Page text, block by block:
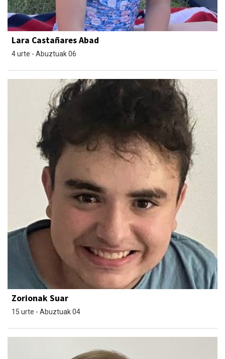
Lara Castañares Abad
4 urte - Abuztuak 06
Zorionak Suar
15 urte - Abuztuak 04